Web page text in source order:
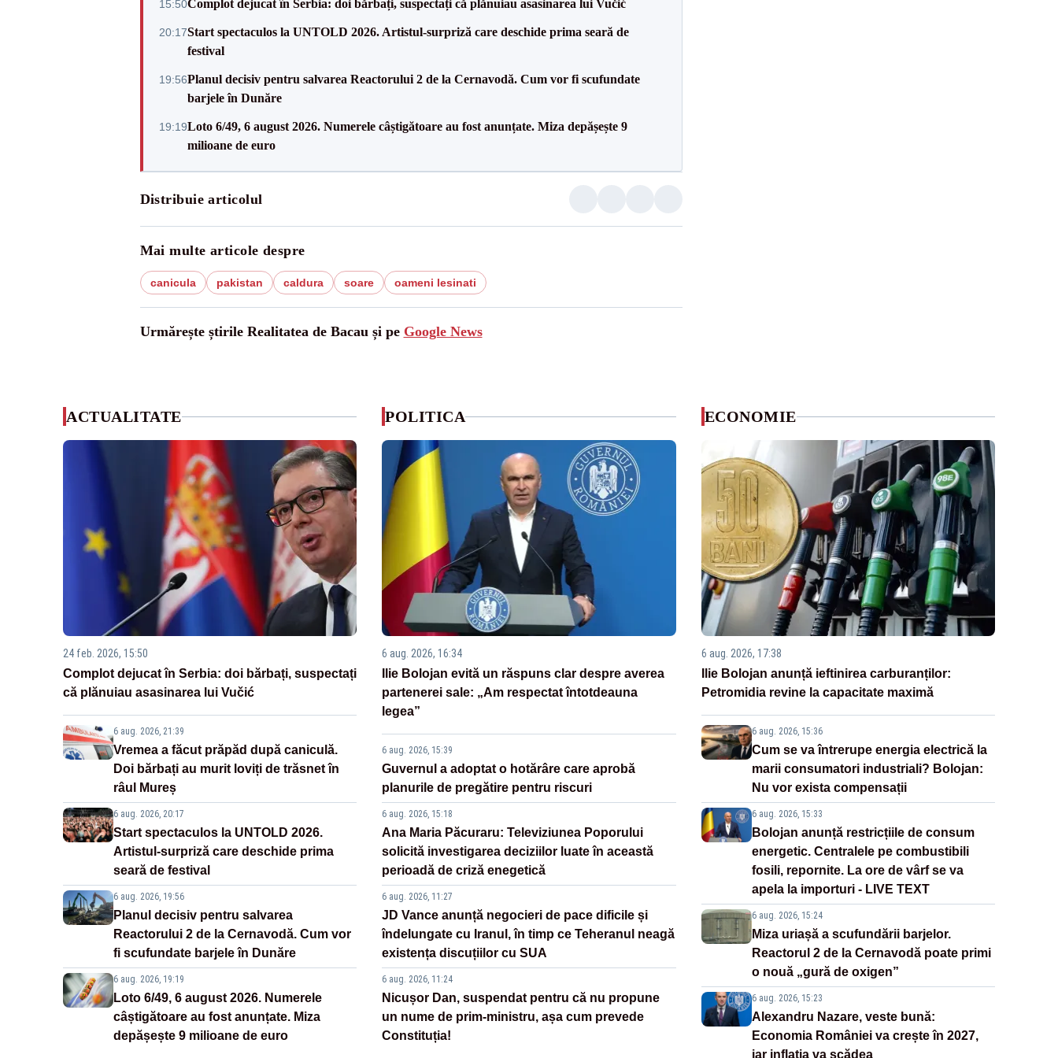
15:50Complot dejucat în Serbia: doi bărbați, suspectați că plănuiau asasinarea lui Vučić
20:17Start spectaculos la UNTOLD 2026. Artistul-surpriză care deschide prima seară de
festival
19:56Planul decisiv pentru salvarea Reactorului 2 de la Cernavodă. Cum vor fi scufundate
barjele în Dunăre
19:19Loto 6/49, 6 august 2026. Numerele câștigătoare au fost anunțate. Miza depășește 9
milioane de euro
Distribuie articolul
Mai multe articole despre
canicula pakistan caldura soare oameni lesinati
Urmărește știrile Realitatea de Bacau și pe Google News
ACTUALITATE
24 feb. 2026, 15:50
Complot dejucat în Serbia: doi bărbați, suspectați
că plănuiau asasinarea lui Vučić
6 aug. 2026, 21:39
Vremea a făcut prăpăd după caniculă.
Doi bărbați au murit loviți de trăsnet în
râul Mureș
6 aug. 2026, 20:17
Start spectaculos la UNTOLD 2026.
Artistul-surpriză care deschide prima
seară de festival
6 aug. 2026, 19:56
Planul decisiv pentru salvarea
Reactorului 2 de la Cernavodă. Cum vor
fi scufundate barjele în Dunăre
6 aug. 2026, 19:19
Loto 6/49, 6 august 2026. Numerele
câștigătoare au fost anunțate. Miza
depășește 9 milioane de euro
POLITICA
6 aug. 2026, 16:34
Ilie Bolojan evită un răspuns clar despre averea
partenerei sale: „Am respectat întotdeauna
legea”
6 aug. 2026, 15:39
Guvernul a adoptat o hotărâre care aprobă
planurile de pregătire pentru riscuri
6 aug. 2026, 15:18
Ana Maria Păcuraru: Televiziunea Poporului
solicită investigarea deciziilor luate în această
perioadă de criză enegetică
6 aug. 2026, 11:27
JD Vance anunță negocieri de pace dificile și
îndelungate cu Iranul, în timp ce Teheranul neagă
existența discuțiilor cu SUA
6 aug. 2026, 11:24
Nicușor Dan, suspendat pentru că nu propune
un nume de prim-ministru, așa cum prevede
Constituția!
ECONOMIE
6 aug. 2026, 17:38
Ilie Bolojan anunță ieftinirea carburanților:
Petromidia revine la capacitate maximă
6 aug. 2026, 15:36
Cum se va întrerupe energia electrică la
marii consumatori industriali? Bolojan:
Nu vor exista compensații
6 aug. 2026, 15:33
Bolojan anunță restricțiile de consum
energetic. Centralele pe combustibili
fosili, repornite. La ore de vârf se va
apela la importuri - LIVE TEXT
6 aug. 2026, 15:24
Miza uriașă a scufundării barjelor.
Reactorul 2 de la Cernavodă poate primi
o nouă „gură de oxigen”
6 aug. 2026, 15:23
Alexandru Nazare, veste bună:
Economia României va crește în 2027,
iar inflația va scădea